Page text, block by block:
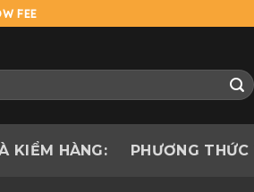
FEE
KIỂM HÀNG: PHƯƠNG